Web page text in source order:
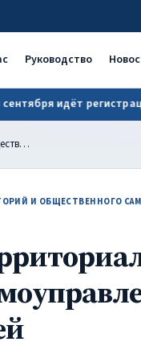
объединяет людей |
Руководство
идёт регистрация
Артем Зубков: Территориальное общественное самоуправление объединяет людей
И ОБЩЕСТВЕННОГО